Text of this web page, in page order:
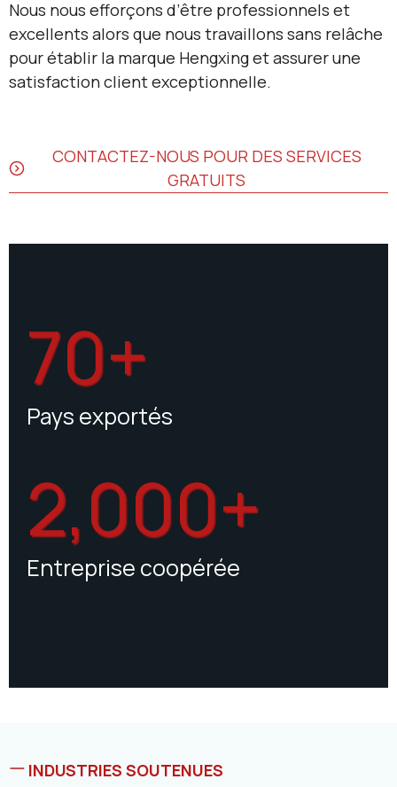
70+
Pays exportés
2,000+
Entreprise coopérée
Nous nous efforçons d’être professionnels et
excellents alors que nous travaillons sans relâche
pour établir la marque Hengxing et assurer une
satisfaction client exceptionnelle.
CONTACTEZ-NOUS POUR DES SERVICES
GRATUITS
INDUSTRIES SOUTENUES